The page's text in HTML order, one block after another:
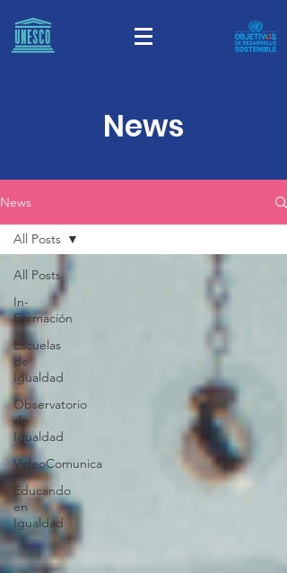
News
All Posts
In-
Formación
Escuelas
de
Igualdad
Observatorio
de
Igualdad
VideoComunica
Educando
en
Igualdad
All Posts
News